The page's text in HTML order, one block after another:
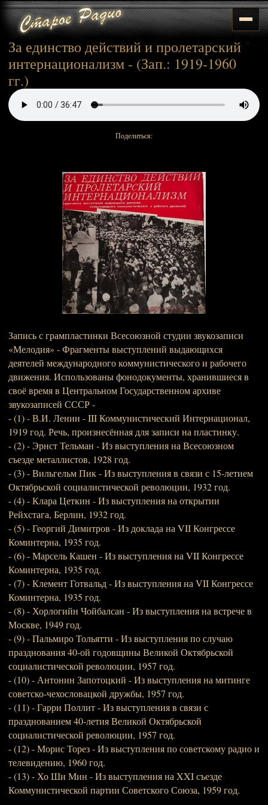
За единство действий и пролетарский
интернационализм - (Зап.: 1919-1960
гг.)
Поделиться:
Запись с грампластинки Всесоюзной студии звукозаписи
«Мелодия» - Фрагменты выступлений выдающихся
деятелей международного коммунистического и рабочего
движения. Использованы фонодокументы, хранившиеся в
своё время в Центральном Государственном архиве
звукозаписей СССР -
- (1) - В.И. Ленин - III Коммунистический Интернационал,
1919 год. Речь, произнесённая для записи на пластинку.
- (2) - Эрнст Тельман - Из выступления на Всесоюзном
съезде металлистов, 1928 год.
- (3) - Вильгельм Пик - Из выступления в связи с 15-летием
Октябрьской социалистической революции, 1932 год.
- (4) - Клара Цеткин - Из выступления на открытии
Рейхстага, Берлин, 1932 год.
- (5) - Георгий Димитров - Из доклада на VII Конгрессе
Коминтерна, 1935 год.
- (6) - Марсель Кашен - Из выступления на VII Конгрессе
Коминтерна, 1935 год.
- (7) - Клемент Готвальд - Из выступления на VII Конгрессе
Коминтерна, 1935 год.
- (8) - Хорлогийн Чойбалсан - Из выступления на встрече в
Москве, 1949 год.
- (9) - Пальмиро Тольятти - Из выступления по случаю
празднования 40-ой годовщины Великой Октябрьской
социалистической революции, 1957 год.
- (10) - Антонин Запотоцкий - Из выступления на митинге
советско-чехословацкой дружбы, 1957 год.
- (11) - Гарри Поллит - Из выступления в связи с
празднованием 40-летия Великой Октябрьской
социалистической революции, 1957 год.
- (12) - Морис Торез - Из выступления по советскому радио и
телевидению, 1960 год.
- (13) - Хо Ши Мин - Из выступления на XXI съезде
Коммунистической партии Советского Союза, 1959 год.